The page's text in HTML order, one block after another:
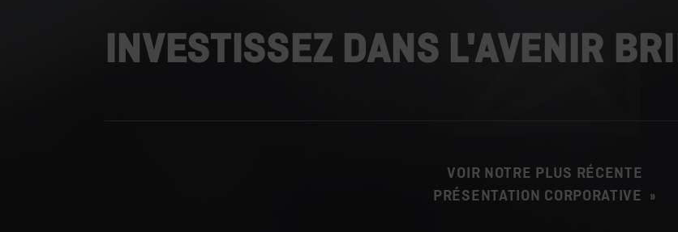
INVESTISSEZ DANS L'AVENIR
VOIR NOTRE PLUS RÉCENTE
PRÉSENTATION CORPORATIVE »